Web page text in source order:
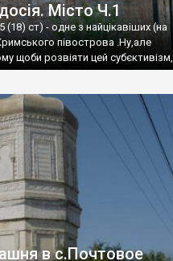
Місто Ч.1
ст) - одне з найцікавіших (на
півострова .Ну,але
щоби розвіяти цей субєктивізм,
в с.Почтовое